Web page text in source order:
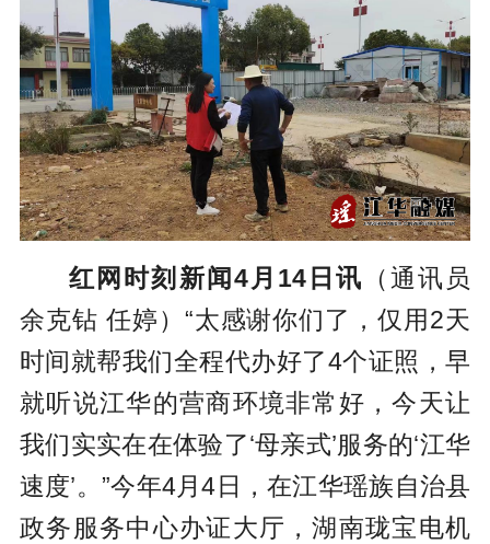
红网时刻新闻4月14日讯 （通讯员
余克钻 任婷）“太感谢你们了，仅用2天
时间就帮我们全程代办好了4个证照，早
就听说江华的营商环境非常好，今天让
我们实实在在体验了‘母亲式’服务的‘江华
速度’。”今年4月4日，在江华瑶族自治县
政务服务中心办证大厅，湖南珑宝电机